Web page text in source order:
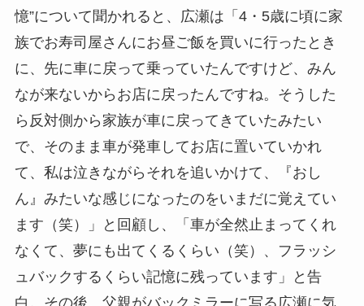
憶”について聞かれると、広瀬は「4・5歳に頃に家
族でお寿司屋さんにお昼ご飯を買いに行ったとき
に、先に車に戻って乗っていたんですけど、みん
なが来ないからお店に戻ったんですね。そうした
ら反対側から家族が車に戻ってきていたみたい
で、そのまま車が発車してお店に置いていかれ
て、私は泣きながらそれを追いかけて、『おし
ん』みたいな感じになったのをいまだに覚えてい
ます（笑）」と回顧し、「車が全然止まってくれ
なくて、夢にも出てくるくらい（笑）、フラッシ
ュバックするくらい記憶に残っています」と告